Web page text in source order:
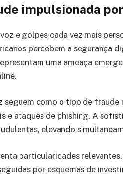
impulsionada
e golpes cada vez mais
percebem a segurança
uma ameaça
como o tipo de fraude
e ataques de phishing. A
elevando
particularidades
por esquemas de